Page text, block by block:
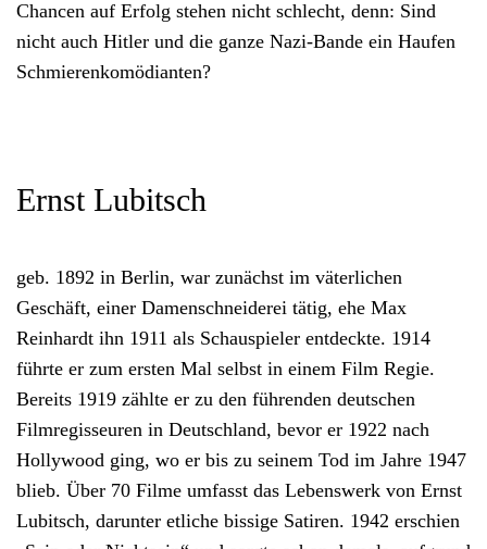
Chancen auf Erfolg stehen nicht schlecht, denn: Sind
nicht auch Hitler und die ganze Nazi-Bande ein Haufen
Schmierenkomödianten?
Ernst Lubitsch
geb. 1892 in Berlin, war zunächst im väterlichen
Geschäft, einer Damenschneiderei tätig, ehe Max
Reinhardt ihn 1911 als Schauspieler entdeckte. 1914
führte er zum ersten Mal selbst in einem Film Regie.
Bereits 1919 zählte er zu den führenden deutschen
Filmregisseuren in Deutschland, bevor er 1922 nach
Hollywood ging, wo er bis zu seinem Tod im Jahre 1947
blieb. Über 70 Filme umfasst das Lebenswerk von Ernst
Lubitsch, darunter etliche bissige Satiren. 1942 erschien